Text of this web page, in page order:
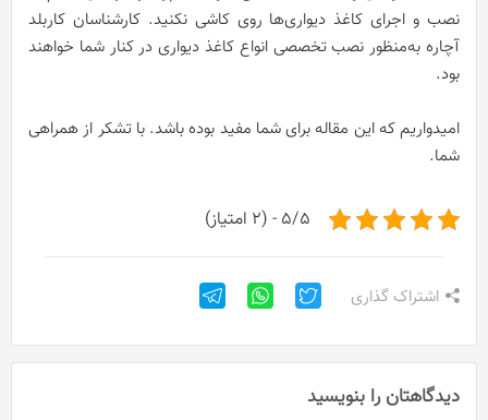
نصب و اجرای کاغذ دیواری‌ها روی کاشی نکنید. کارشناسان کاربلد
آچاره به‌منظور نصب تخصصی انواع کاغذ دیواری در کنار شما خواهند
بود.
امیدواریم که این مقاله برای شما مفید بوده باشد. با تشکر از همراهی
شما.
5/5 - (2 امتیاز)
اشتراک گذاری
دیدگاهتان را بنویسید